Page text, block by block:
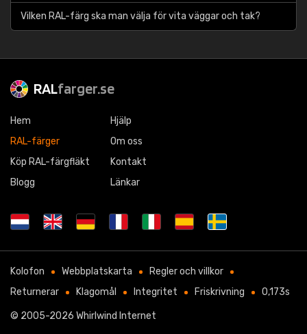
Vilken RAL-färg ska man välja för vita väggar och tak?
RALfarger.se
Hem
RAL-färger
Köp RAL-färgfläkt
Blogg
Hjälp
Om oss
Kontakt
Länkar
Kolofon Webbplatskarta
Regler och villkor
Returnerar
Klagomål Integritet Friskrivning 0,173s
© 2005-2026 Whirlwind Internet